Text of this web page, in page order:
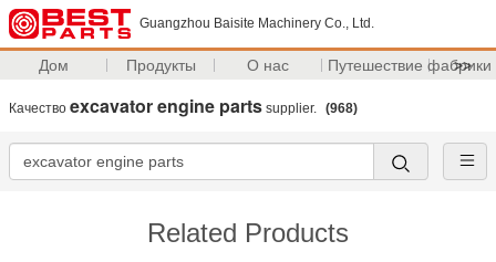
Guangzhou Baisite Machinery Co., Ltd.
Дом Продукты О нас Путешествие фабрики
>>
Качество excavator engine parts supplier. (968)
Related Products